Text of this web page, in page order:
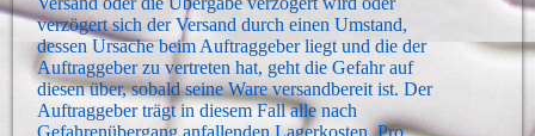
verzögert sich der Versand durch einen Umstand,
dessen Ursache beim Auftraggeber liegt und die der
Auftraggeber zu vertreten hat, geht die Gefahr auf
diesen über, sobald seine Ware versandbereit ist. Der
Auftraggeber trägt in diesem Fall alle nach
Gefahrenübergang anfallenden Lagerkosten. Pro